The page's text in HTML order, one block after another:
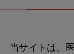
当サイトは、